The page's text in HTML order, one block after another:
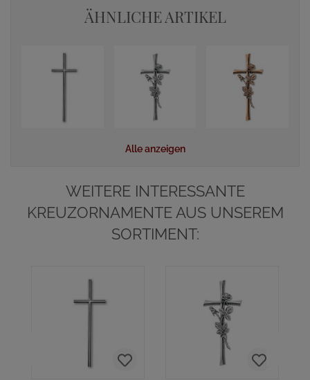
ÄHNLICHE ARTIKEL
Alle anzeigen
WEITERE INTERESSANTE
KREUZORNAMENTE AUS UNSEREM
SORTIMENT: